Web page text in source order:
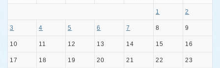
1 2
3 4 5 6 7 8 9
10 11 12 13 14 15 16
17 18 19 20 21 22 23